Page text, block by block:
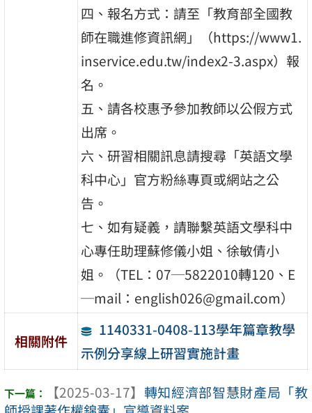
四、報名方式：請至「教育部全國教
師在職進修資訊網」（https://www1.
inservice.edu.tw/index2-3.aspx）報
名。
五、請各校惠予參加教師以公假方式
出席。
六、研習相關訊息請搜尋「英語文學
科中心」官方粉絲專頁或網站之公
告。
七、如有疑義，請聯繫英語文學科中
心專任助理蘇修儀小姐、徐敏倩小
姐。（TEL：07─5822010轉120、E
─mail：english026@gmail.com）
相關附件
1140331-0408-113學年篇章教學
示例分享線上研習實施計畫
【2025-03-17】 轉知經濟部智慧財產局「教